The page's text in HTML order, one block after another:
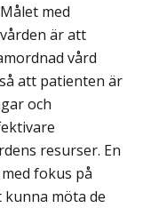
med
är att
vård
att patienten är
och
resurser. En
fokus på
möta de